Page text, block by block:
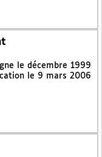
le décembre 1999
le 9 mars 2006